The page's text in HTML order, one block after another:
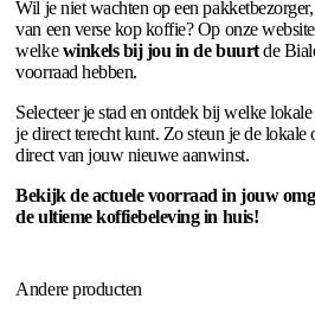
Wil je niet wachten op een
van een verse kop koffie? Op onze
welkewinkels bij jou in de buurtde
voorraad hebben.
Selecteer je stad en ontdek bij welke
je direct terecht kunt. Zo steun je de lokale
direct van jouw nieuwe aanwinst.
Bekijk de actuele voorraad in jouw
de ultieme koffiebeleving in huis!
Andere producten